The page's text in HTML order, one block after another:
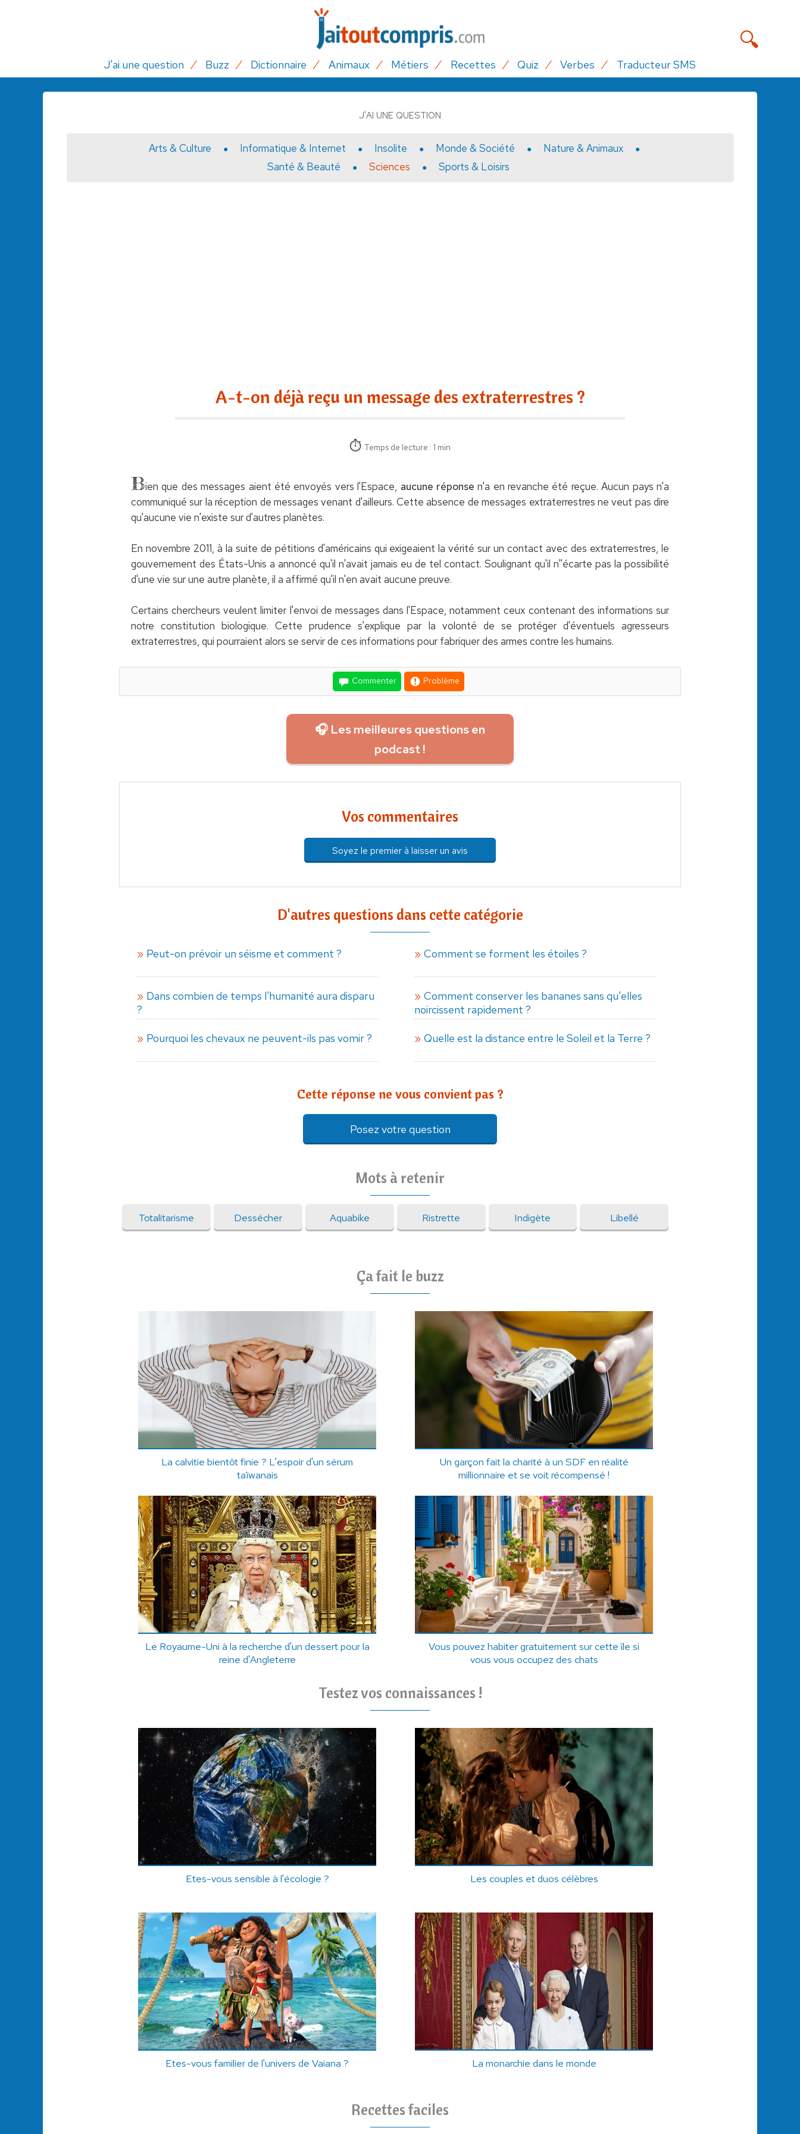
J'ai une question Buzz Dictionnaire Animaux Métiers Recettes Quiz Verbes Traducteur SMS
J'AI UNE QUESTION
Arts & Culture Informatique & Internet Insolite Monde & Société
Nature & Animaux
Santé & Beauté
Sciences Sports & Loisirs
A-t-on déjà reçu un message des extraterrestres ?
Temps de lecture : 1 min
Bien que des messages aient été envoyés vers l'Espace, aucune réponsen'a en revanche été reçue. Aucun pays n'a
communiqué sur la réception de messages venant d'ailleurs. Cette absence de messages extraterrestres ne veut pas dire
qu'aucune vie n'existe sur d'autres planètes.
En novembre 2011, à la suite de pétitions d'américains qui exigeaient la vérité sur un contact avec des extraterrestres, le
gouvernement des États-Unis a annoncé qu'il n'avait jamais eu de tel contact. Soulignant qu'il n''écarte pas la possibilité
d'une vie sur une autre planète, il a affirmé qu'il n'en avait aucune preuve.
Certains chercheurs veulent limiter l'envoi de messages dans l'Espace, notamment ceux contenant des informations sur
notre constitution biologique. Cette prudence s'explique par la volonté de se protéger d'éventuels agresseurs
extraterrestres, qui pourraient alors se servir de ces informations pour fabriquer des armes contre les humains.
Commenter Problème
🎧 Les meilleures questions en
podcast !
Vos commentaires
Soyez le premier à laisser un avis
D'autres questions dans cette catégorie
Peut-on prévoir un séisme et comment ? Comment se forment les étoiles ?
Dans combien de temps l'humanité aura disparu
?
Comment conserver les bananes sans qu'elles
noircissent rapidement ?
Pourquoi les chevaux ne peuvent-ils pas vomir ? Quelle est la distance entre le Soleil et la Terre ?
Cette réponse ne vous convient pas ?
Posez votre question
Mots à retenir
Totalitarisme Dessécher Aquabike Ristrette Indigète Libellé
Ça fait le buzz
La calvitie bientôt finie ? L'espoir d'un sérum
taïwanais
Un garçon fait la charité à un SDF en réalité
millionnaire et se voit récompensé !
Le Royaume-Uni à la recherche d'un dessert pour la
reine d'Angleterre
Vous pouvez habiter gratuitement sur cette île si
vous vous occupez des chats
Testez vos connaissances !
Etes-vous sensible à l'écologie ? Les couples et duos célèbres
Etes-vous familier de l'univers de Vaiana ? La monarchie dans le monde
Recettes faciles